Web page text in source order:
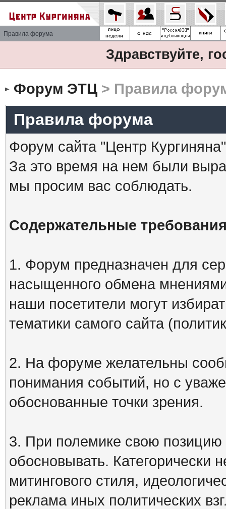
Правила форума
Здравствуйте,
Форум ЭТЦ> Правила
Правила форума
Форум сайта "Центр
За это время на нем были
мы просим вас соблюдать.
Содержательные
1. Форум предназначен для
насыщенного обмена
наши посетители могут
тематики самого сайта
2. На форуме желательны
понимания событий, но с
обоснованные точки зрения.
3. При полемике свою
обосновывать. Категорически
митингового стиля,
реклама иных политических